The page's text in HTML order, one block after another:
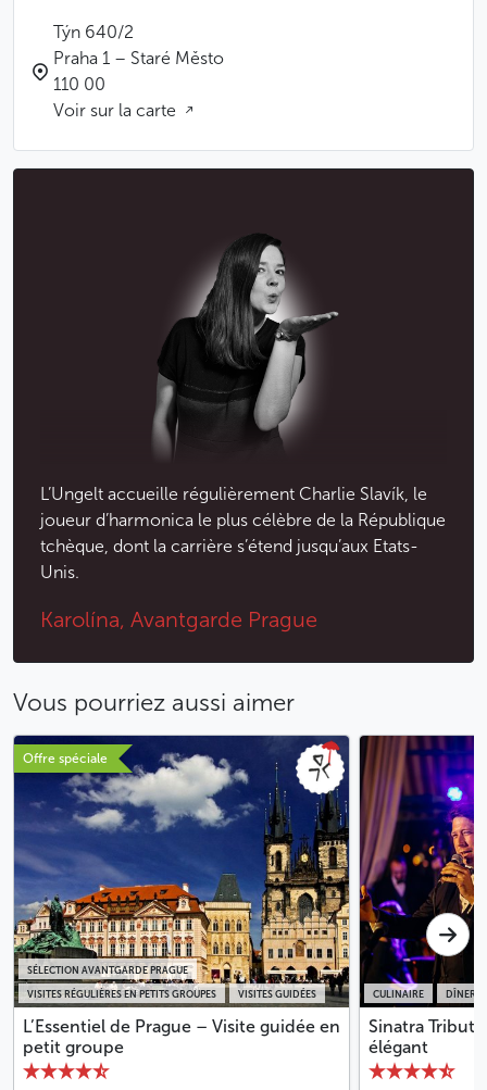
Týn 640/2
Praha 1 – Staré Město
110 00
Voir sur la carte
L’Ungelt accueille régulièrement Charlie Slavík, le
joueur d’harmonica le plus célèbre de la République
tchèque, dont la carrière s’étend jusqu’aux Etats-
Unis.
Karolína, Avantgarde Prague
Vous pourriez aussi aimer
Offre spéciale
VISITES RÉGULIÈRES EN PETITS GROUPES VISITES GUIDÉES
SÉLECTION AVANTGARDE PRAGUE
L’Essentiel de Prague – Visite guidée en
petit groupe
CULINAIRE DÎNER
Sinatra
élégant